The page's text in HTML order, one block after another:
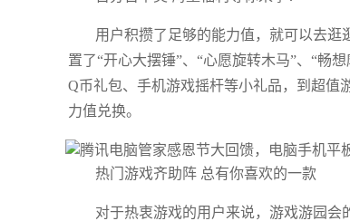
用户积攒了足够的能力值，就可以去逛
置了“开心大摆锤”、“心愿旋转木马”、“畅
Q币礼包、手机游戏摇杆等小礼品，到超值
力值兑换。
热门游戏齐助阵 总有你喜欢的一款
对于热衷游戏的用户来说，游戏游园